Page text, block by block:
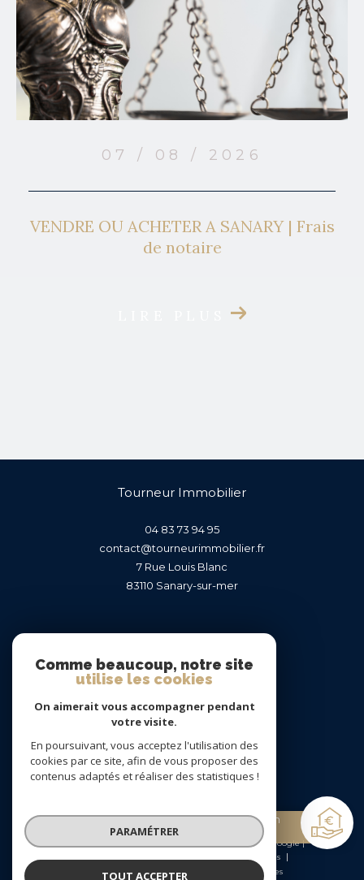
07 / 08 / 2026
VENDRE OU ACHETER A SANARY | Frais
de notaire
Tourneur Immobilier
04 83 73 94 95
contact@tourneurimmobilier.fr
7 Rue Louis Blanc
83110
sanary-sur-mer
Adhérents
© 2026 | Tous droits réservés | Traduction powered by Google |
Mentions légales
Admin
Nos liens Politique RGPD Cookies
Estimation
gratuite
Comme beaucoup, notre site
utilise les cookies
On aimerait vous accompagner pendant
votre visite.
En poursuivant, vous acceptez l'utilisation des
cookies par ce site, afin de vous proposer des
contenus adaptés et réaliser des statistiques !
PARAMÉTRER
TOUT ACCEPTER